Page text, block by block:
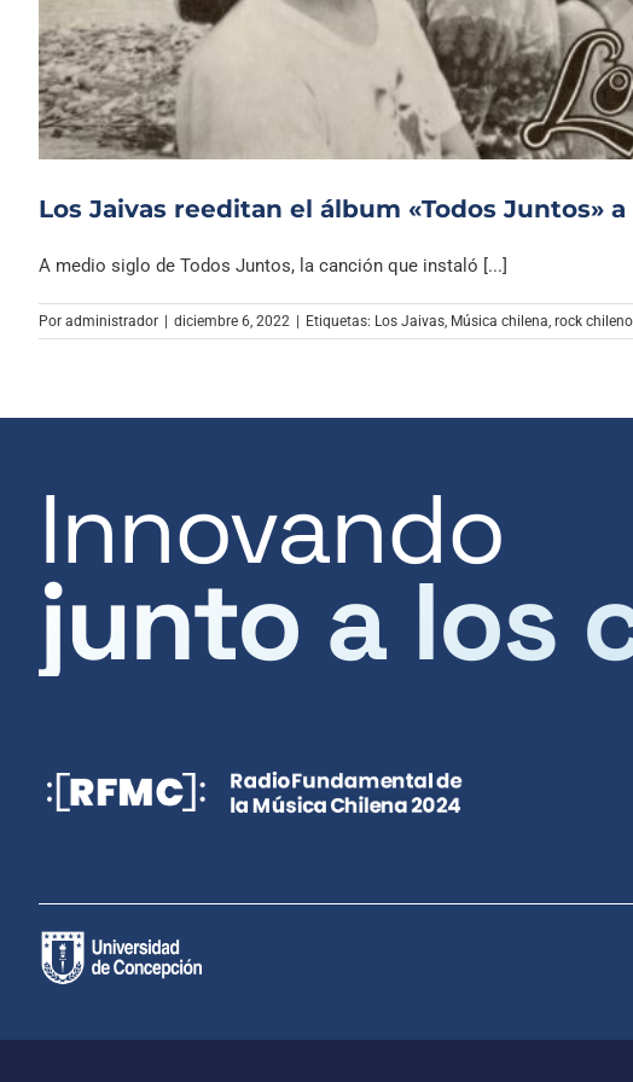
Los Jaivas reeditan el álbum «Todos Juntos»
A medio siglo de Todos Juntos, la canción que instaló [...]
Por administrador diciembre 6, 2022 Etiquetas: Los Jaivas, Música chilena, rock chileno
Innovando
junto a los